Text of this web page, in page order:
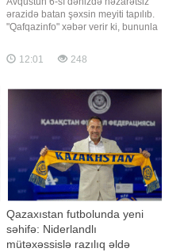
ərazidə batan şəxsin meyiti tapılıb.
"Qafqazinfo" xəbər verir ki, bununla
(FHN) məlumat yayıb. "6 avqustda
Bakı şəhəri, Sabunçu rayonu,
sularda xilasetmə məntəqəsindən 2
km aralı dənizdə nəzarətsi
12:01 248
Qazaxıstan futbolunda yeni
səhifə: Niderlandlı
mütəxəssislə razılıq əldə